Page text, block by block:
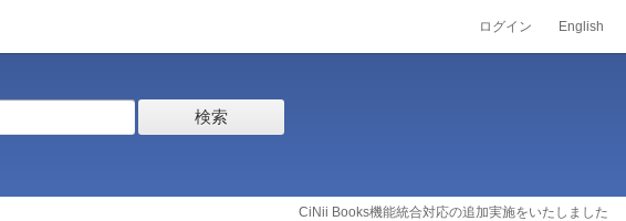
ログイン English
検索
CiNii Books機能統合対応の追加実施をいたしました